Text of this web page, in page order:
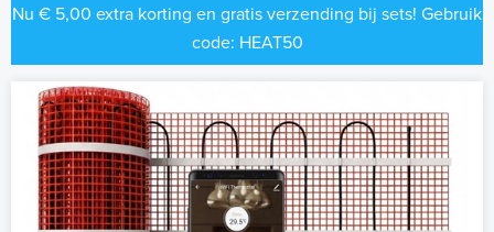
Nu € 5,00 extra korting en gratis verzending bij sets! Gebruik
code: HEAT50